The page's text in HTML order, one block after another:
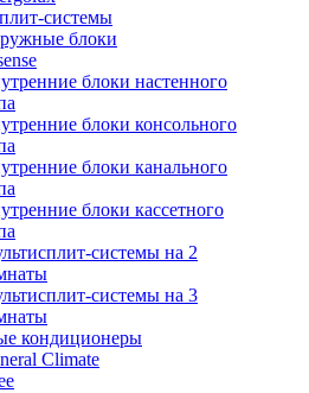
системы
блоки
блоки настенного
блоки консольного
блоки канального
блоки кассетного
системы на 2
системы на 3
кондиционеры
Climate